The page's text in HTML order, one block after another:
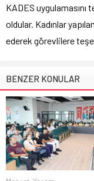
KADES uygulamasını
oldular. Kadınlar
ederek görevlilere
BENZER KONULAR